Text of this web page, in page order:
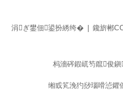
涓ぎ鐢佃鍙扮綉绔� 鑱旂郴
杩濇硶鍜屼笉鑹俊
缃戜笂浼犳挱瑙嗗惉